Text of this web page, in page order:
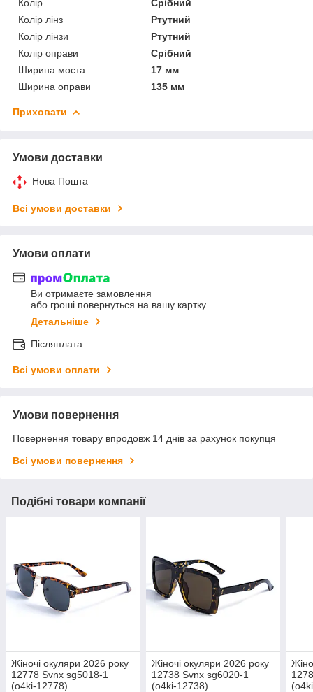
Колір
Срібний
Колір лінз
Ртутний
Колір лінзи
Ртутний
Колір оправи
Срібний
Ширина моста
17 мм
Ширина оправи
135 мм
Приховати
Умови доставки
Нова Пошта
Всі умови доставки
Умови оплати
Ви отримаєте замовлення
або гроші повернуться на вашу картку
Детальніше
Післяплата
Всі умови оплати
Умови повернення
Повернення товару впродовж 14 днів за рахунок покупця
Всі умови повернення
Подібні товари компанії
Жіночі окуляри 2026 року
12778 Svnx sg5018-1
(o4ki-12778)
Жіночі окуляри 2026 року
12738 Svnx sg6020-1
(o4ki-12738)